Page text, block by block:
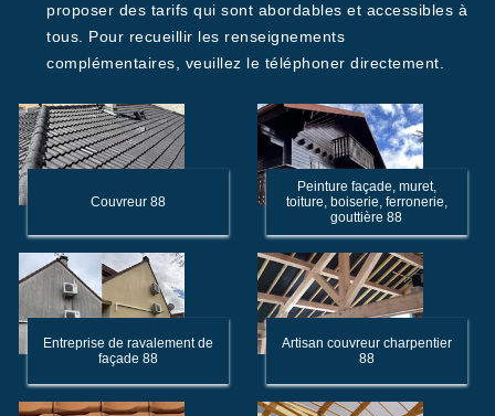
proposer des tarifs qui sont abordables et accessibles à
tous. Pour recueillir les renseignements
complémentaires, veuillez le téléphoner directement.
Couvreur 88
Peinture façade, muret,
toiture, boiserie, ferronerie,
gouttière 88
Entreprise de ravalement de
façade 88
Artisan couvreur charpentier
88